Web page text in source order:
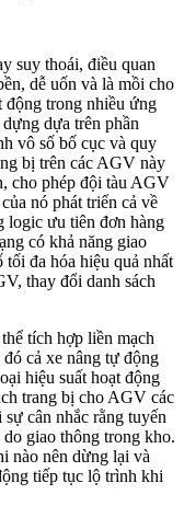
suy thoái, điều quan
dễ uốn và là mồi cho
động trong nhiều ứng
dựa trên phần
vô số bố cục và quy
bị trên các AGV này
cho phép đội tàu AGV
nó phát triển cả về
logic ưu tiên đơn hàng
có khả năng giao
đa hóa hiệu quả nhất
thay đổi danh sách
tích hợp liền mạch
cả xe nâng tự động
hiệu suất hoạt động
trang bị cho AGV các
cân nhắc rằng tuyến
giao thông trong kho.
nào nên dừng lại và
tiếp tục lộ trình khi